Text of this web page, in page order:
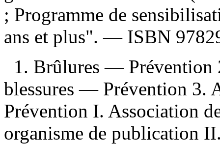
; Programme de
ans et plus". — ISBN
1. Brûlures — Prévention
blessures — Prévention 3.
Prévention I. Association
organisme de publication